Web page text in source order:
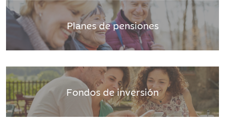
Planes de pensiones
Fondos de inversión